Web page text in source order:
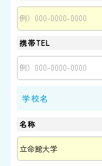
携帯TEL
学校名
名称